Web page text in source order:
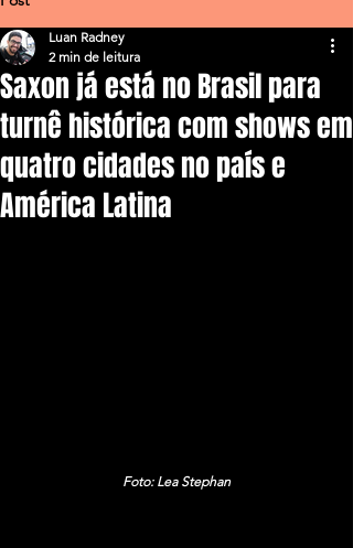
Saxon já está no Brasil para
turnê histórica com shows em
quatro cidades no país e
América Latina
Luan Radney
2 min de leitura
Foto: Lea Stephan